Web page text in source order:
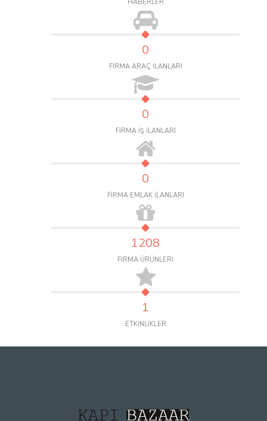
HABERLER
0
FİRMA ARAÇ İLANLARI
0
FİRMA İŞ İLANLARI
0
FİRMA EMLAK İLANLARI
1208
FİRMA ÜRÜNLERİ
1
ETKİNLİKLER